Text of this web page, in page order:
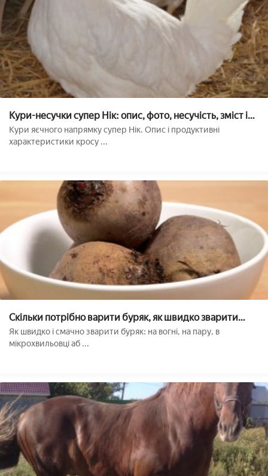
Кури-несучки супер Нік: опис, фото, несучість, зміст і
годування
Кури яєчного напрямку супер Нік. Опис і продуктивні
характеристики кросу ...
Скільки потрібно варити буряк, як швидко зварити
буряк, рецепти
Як швидко і смачно зварити буряк: на вогні, на пару, в
мікрохвильовці аб ...